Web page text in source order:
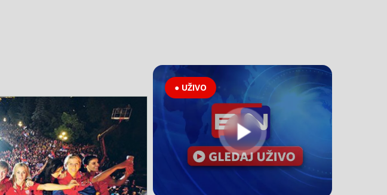
● UŽIVO